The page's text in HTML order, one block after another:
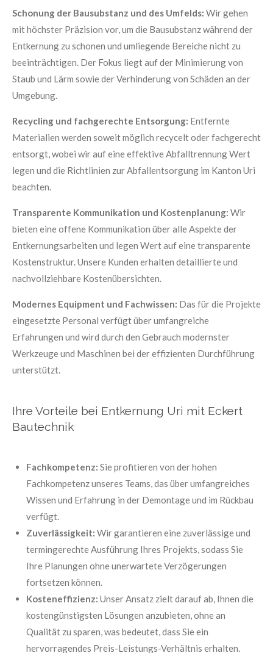
Schonung der Bausubstanz und des Umfelds: Wir gehen
mit höchster Präzision vor, um die Bausubstanz während der
Entkernung zu schonen und umliegende Bereiche nicht zu
beeinträchtigen. Der Fokus liegt auf der Minimierung von
Staub und Lärm sowie der Verhinderung von Schäden an der
Umgebung.
Recycling und fachgerechte Entsorgung: Entfernte
Materialien werden soweit möglich recycelt oder fachgerecht
entsorgt, wobei wir auf eine effektive Abfalltrennung Wert
legen und die Richtlinien zur Abfallentsorgung im Kanton Uri
beachten.
Transparente Kommunikation und Kostenplanung: Wir
bieten eine offene Kommunikation über alle Aspekte der
Entkernungsarbeiten und legen Wert auf eine transparente
Kostenstruktur. Unsere Kunden erhalten detaillierte und
nachvollziehbare Kostenübersichten.
Modernes Equipment und Fachwissen: Das für die Projekte
eingesetzte Personal verfügt über umfangreiche
Erfahrungen und wird durch den Gebrauch modernster
Werkzeuge und Maschinen bei der effizienten Durchführung
unterstützt.
Ihre Vorteile bei Entkernung Uri mit Eckert
Bautechnik
Fachkompetenz: Sie profitieren von der hohen
Fachkompetenz unseres Teams, das über umfangreiches
Wissen und Erfahrung in der Demontage und im Rückbau
verfügt.
Zuverlässigkeit: Wir garantieren eine zuverlässige und
termingerechte Ausführung Ihres Projekts, sodass Sie
Ihre Planungen ohne unerwartete Verzögerungen
fortsetzen können.
Kosteneffizienz: Unser Ansatz zielt darauf ab, Ihnen die
kostengünstigsten Lösungen anzubieten, ohne an
Qualität zu sparen, was bedeutet, dass Sie ein
hervorragendes Preis-Leistungs-Verhältnis erhalten.